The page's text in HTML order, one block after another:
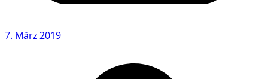
7. März 2019